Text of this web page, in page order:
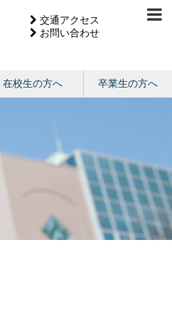
交通アクセス
お問い合わせ
在校生の方へ 卒業生の方へ